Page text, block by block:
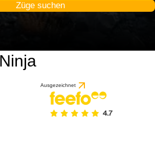
Züge suchen
Ausgezeichnet